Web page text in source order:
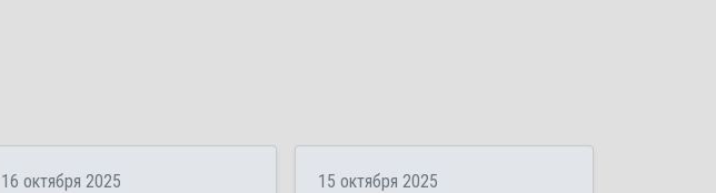
16 октября 2025
15 октября 2025